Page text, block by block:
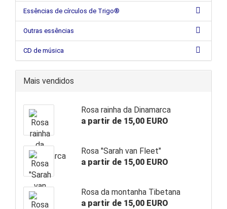
Essências de círculos de Trigo®
Outras essências
CD de música
Mais vendidos
Rosa rainha da Dinamarca
a partir de 15,00 EURO
Rosa "Sarah van Fleet"
a partir de 15,00 EURO
Rosa da montanha Tibetana
a partir de 15,00 EURO